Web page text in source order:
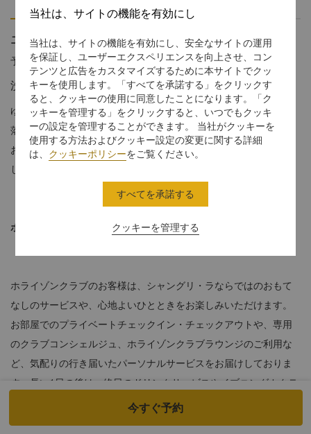
エグゼクティブスイート
予約受付窓口の電話番号 1 866 565 5050
洗練のくつろぎ 心に残るご滞在を
ゆったりとした広さのエグゼクティブスイートは、エレガントで
落ち着いた色合いが使われた快適なリビングルームをご用意して
おります。床から天井まである窓からは、蘇州市街の眺望をお楽
しみいただけます。
ホライゾンクラブ詳細
ホライゾンクラブのお客様は、シャングリ・ラならではのおもて
なしのサービスや、心地よいひとときをお楽しみいただけます。
お部屋でのプライベートチェックイン・チェックアウトや、専用
のクラブコンシェルジュ、ホライゾンクラブラウンジのご利用な
ど、気配りの行き届いたパーソナルサービスをお届けしておりま
す。長い1日の後は、終日のドリンクサービスやイブニングカクテ
ルとカナッペをお楽しみいただけます。
今すぐ予約
当社は、サイトの機能を有効にし
当社は、サイトの機能を有効にし、安全なサイトの運用
を保証し、ユーザーエクスペリエンスを向上させ、コン
テンツと広告をカスタマイズするために本サイトでクッ
キーを使用します。「すべてを承諾する」をクリックす
ると、クッキーの使用に同意したことになります。「ク
ッキーを管理する」をクリックすると、いつでもクッキ
ーの設定を管理することができます。 当社がクッキーを
使用する方法およびクッキー設定の変更に関する詳細
は、 クッキーポリシーをご覧ください。
クッキーを管理する
すべてを承諾する